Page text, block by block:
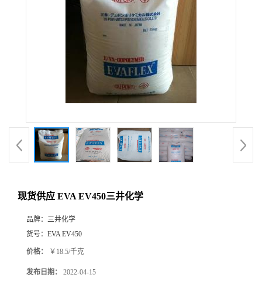
现货供应 EVA EV450三井化学
品牌： 三井化学
货号： EVA EV450
价格： ￥18.5/千克
发布日期： 2022-04-15